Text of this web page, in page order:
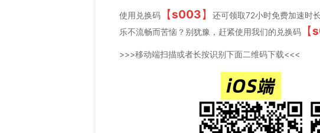
使用兑换码 【s003】
还可领取72小时免费加速时
乐不流畅而苦恼？别犹豫，赶紧使用我们的兑换码
【
>>>移动端扫描或者长按识别下面二维码下载<<<